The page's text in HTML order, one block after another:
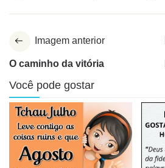
Imagem anterior
O caminho da vitória
Você pode gostar